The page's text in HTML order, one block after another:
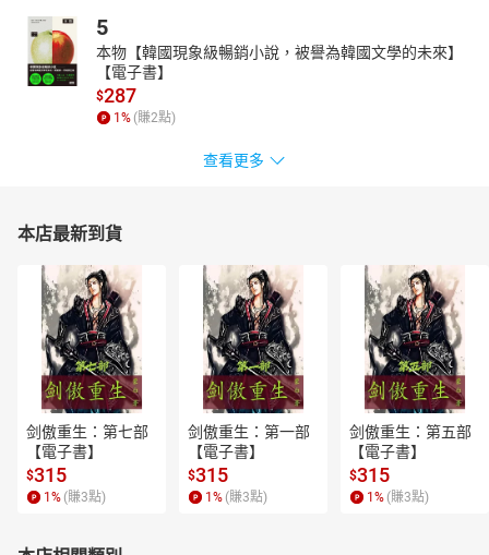
【中文譯者簡介】
鄧嘉宛，台灣知名暢銷翻譯家，英國新堡大學社會語言學碩士，以
翻譯·托爾金的作品如《魔戒》、《精靈寶鑽》、《胡林的子女》、
《貝倫與露西恩》、《剛多林的陷落》聞名，同時也譯有《納尼亞
傳奇》、《飢餓遊戲三部曲》等多部文學書籍。
前一分鐘，彼得、蘇珊、愛德蒙和露西還坐在火車站月台上，但下
亞王國……
有一個叫做納尼亞的神奇國度。在那裡，動物和人類平等相處，龍
和馬在頭頂飛翔。在這片土地上，狩獵隊騎著海馬，銀蘋果可以恢
復健康。主角們通過各種奇妙方法進入奇幻世界納尼亞王國。他們
通過英勇的冒險，與女巫鬥智鬥勇來拯救納尼亞的人們。書裡有會
說人話的動物巨人、半人馬、巨龍、樹精、地精和人魚等，有善良
的半羊人和小矮人，還有偉大的獅王阿斯蘭。在它們的幫助下，主
角們一次次戰勝邪惡，保衛了這個神奇而充滿歡樂的國度。
全球狂銷1.2憶冊全球電影票房保證全球譯本超過《魔戒》被翻譯近
50 種語言偉大奇幻文學的源頭大人小孩百看不厭的魔法傳奇《納尼
亞傳奇》全套七冊是C.S.路易斯寫給每一位讀者認識自我的最佳成
長禮物《哈利波特》的作者JK羅琳在記錄片中曾表示，自己寫書的
5
本物【韓國現象級暢銷小說，被譽為韓國文學的未來】
【電子書】
$287
1 % (賺2點)
查看更多
本店最新到貨
剑傲重生：第七部
【電子書】
$315
1 % (賺3點)
剑傲重生：第一部
【電子書】
$315
1 % (賺3點)
剑傲重生：第五部
【電子書】
$315
1 % (賺3點)